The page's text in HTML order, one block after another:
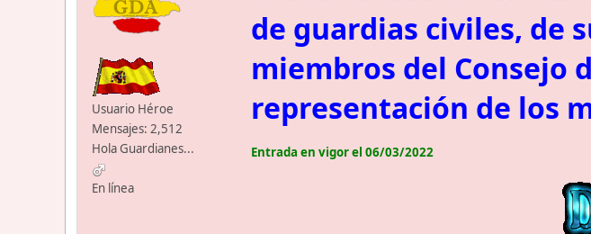
Usuario Héroe
Mensajes: 2,512
Hola Guardianes...
En línea
de guardias civiles, de
miembros del Consejo
representación de los
Entrada en vigor el 06/03/2022